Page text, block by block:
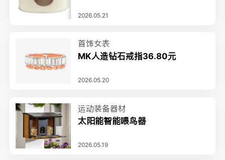
2026.05.21
首饰女表
MK人造钻石戒指36.80元
2026.05.20
运动装备器材
太阳能智能喂鸟器
2026.05.19